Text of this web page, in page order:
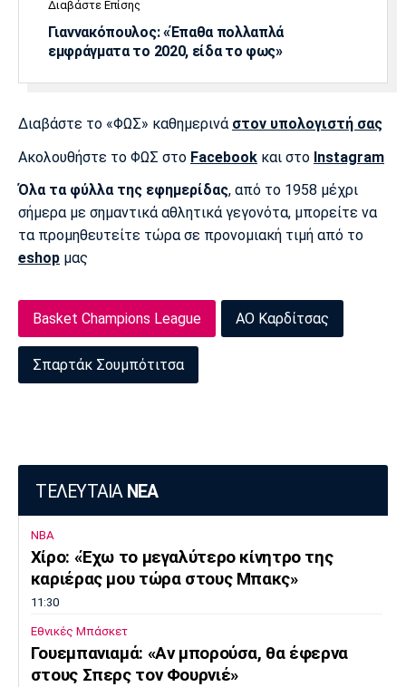
Διαβάστε Επίσης
Γιαννακόπουλος: «Έπαθα πολλαπλά
εμφράγματα το 2020, είδα το φως»
Διαβάστε το «ΦΩΣ» καθημερινά στον υπολογιστή σας
Ακολουθήστε το ΦΩΣ στο Facebook και στο Instagram
Όλα τα φύλλα της εφημερίδας, από το 1958 μέχρι
σήμερα με σημαντικά αθλητικά γεγονότα, μπορείτε να
τα προμηθευτείτε τώρα σε προνομιακή τιμή από το
eshop μας
Basket Champions League ΑΟ Καρδίτσας
Σπαρτάκ Σουμπότιτσα
ΤΕΛΕΥΤΑΙΑ ΝΕΑ
NBA
Χίρο: «Έχω το μεγαλύτερο κίνητρο της
καριέρας μου τώρα στους Μπακς»
11:30
Εθνικές Μπάσκετ
Γουεμπανιαμά: «Αν μπορούσα, θα έφερνα
στους Σπερς τον Φουρνιέ»